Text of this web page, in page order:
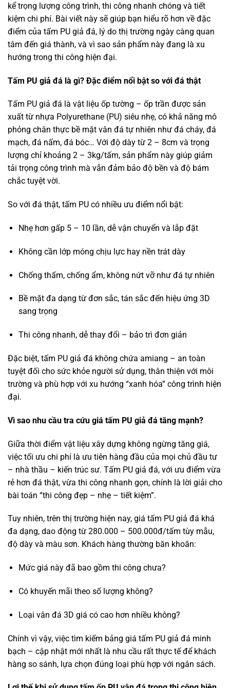
kể trọng lượng công trình, thi công nhanh chóng và tiết
kiệm chi phí. Bài viết này sẽ giúp bạn hiểu rõ hơn về đặc
điểm của tấm PU giả đá, lý do thị trường ngày càng quan
tâm đến giá thành, và vì sao sản phẩm này đang là xu
hướng trong thi công hiện đại.
Tấm PU giả đá là gì? Đặc điểm nổi bật so với đá thật
Tấm PU giả đá là vật liệu ốp tường – ốp trần được sản
xuất từ nhựa Polyurethane (PU) siêu nhẹ, có khả năng mô
phỏng chân thực bề mặt vân đá tự nhiên như đá cháy, đá
mạch, đá nấm, đá bóc… Với độ dày từ 2 – 8cm và trọng
lượng chỉ khoảng 2 – 3kg/tấm, sản phẩm này giúp giảm
tải trọng công trình mà vẫn đảm bảo độ bền và độ bám
chắc tuyệt vời.
So với đá thật, tấm PU có nhiều ưu điểm nổi bật:
Nhẹ hơn gấp 5 – 10 lần, dễ vận chuyển và lắp đặt
Không cần lớp móng chịu lực hay nền trát dày
Chống thấm, chống ẩm, không nứt vỡ như đá tự nhiên
Bề mặt đa dạng từ đơn sắc, tán sắc đến hiệu ứng 3D
sang trọng
Thi công nhanh, dễ thay đổi – bảo trì đơn giản
Đặc biệt, tấm PU giả đá không chứa amiang – an toàn
tuyệt đối cho sức khỏe người sử dụng, thân thiện với môi
trường và phù hợp với xu hướng “xanh hóa” công trình hiện
đại.
Vì sao nhu cầu tra cứu giá tấm PU giả đá tăng mạnh?
Giữa thời điểm vật liệu xây dựng không ngừng tăng giá,
việc tối ưu chi phí là ưu tiên hàng đầu của mọi chủ đầu tư
– nhà thầu – kiến trúc sư. Tấm PU giả đá, với ưu điểm vừa
rẻ hơn đá thật, vừa thi công nhanh gọn, chính là lời giải cho
bài toán “thi công đẹp – nhẹ – tiết kiệm”.
Tuy nhiên, trên thị trường hiện nay, giá tấm PU giả đá khá
đa dạng, dao động từ 280.000 – 500.000đ/tấm tùy mẫu,
độ dày và màu sơn. Khách hàng thường băn khoăn:
Mức giá này đã bao gồm thi công chưa?
Có khuyến mãi theo số lượng không?
Loại vân đá 3D giá có cao hơn nhiều không?
Chính vì vậy, việc tìm kiếm bảng giá tấm PU giả đá minh
bạch – cập nhật mới nhất là nhu cầu rất thực tế để khách
hàng so sánh, lựa chọn đúng loại phù hợp với ngân sách.